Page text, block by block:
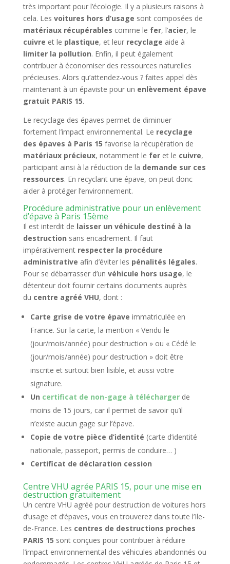
très important pour l’écologie. Il y a plusieurs raisons à
cela. Les voitures hors d’usage sont composées de
matériaux récupérables comme le fer, l’acier, le
cuivre et le plastique, et leur recyclage aide à
limiter la pollution. Enfin, il peut également
contribuer à économiser des ressources naturelles
précieuses. Alors qu’attendez-vous ? faites appel dès
maintenant à un épaviste pour un enlèvement épave
gratuit PARIS 15.
Le recyclage des épaves permet de diminuer
fortement l’impact environnemental. Le recyclage
des épaves à Paris 15 favorise la récupération de
matériaux précieux, notamment le feret le cuivre,
participant ainsi à la réduction de la demande sur ces
ressources. En recyclant une épave, on peut donc
aider à protéger l’environnement.
Procédure administrative pour un enlèvement
d’épave à Paris 15ème
Il est interdit de laisser un véhicule destiné à la
destruction sans encadrement. Il faut
impérativement respecter la procédure
administrative afin d’éviter les pénalités légales.
Pour se débarrasser d’un véhicule hors usage, le
détenteur doit fournir certains documents auprès
du centre agréé VHU, dont :
Carte grise de votre épave immatriculée en
France. Sur la carte, la mention « Vendu le
(jour/mois/année) pour destruction » ou « Cédé le
(jour/mois/année) pour destruction » doit être
inscrite et surtout bien lisible, et aussi votre
signature.
Un certificat de non-gage à téléchargerde
moins de 15 jours, car il permet de savoir qu’il
n’existe aucun gage sur l’épave.
Copie de votre pièce d’identité (carte d’identité
nationale, passeport, permis de conduire… )
Certificat de déclaration cession
Centre VHU agrée PARIS 15, pour une mise en
destruction gratuitement
Un centre VHU agréé pour destruction de voitures hors
d’usage et d’épaves, vous en trouverez dans toute l’Ile-
de-France. Les centres de destructions proches
PARIS 15 sont conçues pour contribuer à réduire
l’impact environnemental des véhicules abandonnés ou